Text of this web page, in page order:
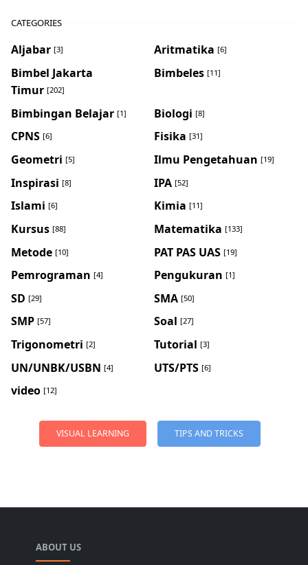
CATEGORIES
Aljabar [3] Aritmatika [6]
Bimbel Jakarta
Timur [202]
Bimbeles [11]
Bimbingan Belajar [1] Biologi [8]
CPNS [6] Fisika [31]
Geometri [5] Ilmu Pengetahuan [19]
Inspirasi [8] IPA [52]
Islami [6] Kimia [11]
Kursus [88] Matematika [133]
Metode [10] PAT PAS UAS [19]
Pemrograman [4] Pengukuran [1]
SD [29] SMA [50]
SMP [57] Soal [27]
Trigonometri [2] Tutorial [3]
UN/UNBK/USBN [4] UTS/PTS [6]
video [12]
VISUAL LEARNING TIPS AND TRICKS
ABOUT US